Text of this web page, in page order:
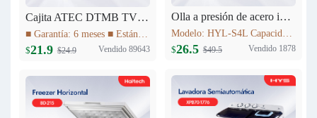
Cajita ATEC DTMB TV digital HD-TH24
$21.9 $24.9 Vendido 89643
Olla a presión de acero inoxidable 4L Haitech HYL-S4L
Modelo: HYL-S4L Capacidad: 4L Diámetro del producto (milímetro): 20cm Altura del producto (milímetro): 137mm Materiales: acero inoxidable 304 # Utilizables tanto para Cocinas a Gas como para Cocinas de Inducción
$26.5 $49.5 Vendido 1878